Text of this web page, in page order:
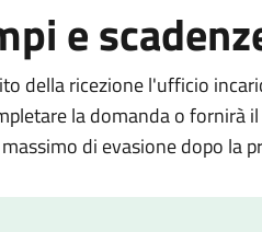
e
della ricezione l'ufficio
la domanda o fornirà
di evasione dopo la